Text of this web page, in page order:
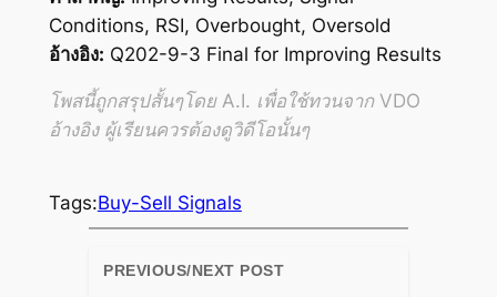
Conditions, RSI, Overbought, Oversold
อ้างอิง: Q202-9-3 Final for Improving Results
โพสนี้ถูกสรุปสั้นๆโดย A.I. เพื่อใช้ทวนจาก VDO
อ้างอิง ผู้เรียนควรต้องดูวิดีโอนั้นๆ
Tags:Buy-Sell Signals
PREVIOUS/NEXT POST